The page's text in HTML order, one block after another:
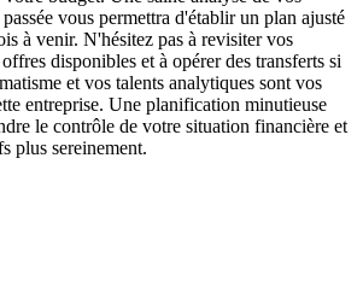
vous permettra d'établir un plan ajusté
à venir. N'hésitez pas à revisiter vos
disponibles et à opérer des transferts si
et vos talents analytiques sont vos
entreprise. Une planification minutieuse
le contrôle de votre situation financière et
plus sereinement.